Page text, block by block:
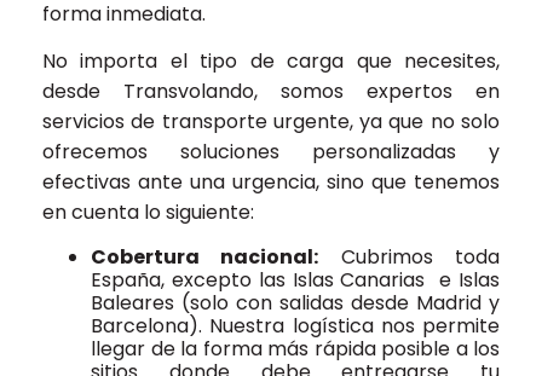
forma inmediata.
No importa el tipo de carga que necesites,
desde Transvolando, somos expertos en
servicios de transporte urgente, ya que no solo
ofrecemos soluciones personalizadas y
efectivas ante una urgencia, sino que tenemos
en cuenta lo siguiente:
Cobertura nacional: Cubrimos toda
España, excepto las Islas Canarias e Islas
Baleares (solo con salidas desde Madrid y
Barcelona). Nuestra logística nos permite
llegar de la forma más rápida posible a los